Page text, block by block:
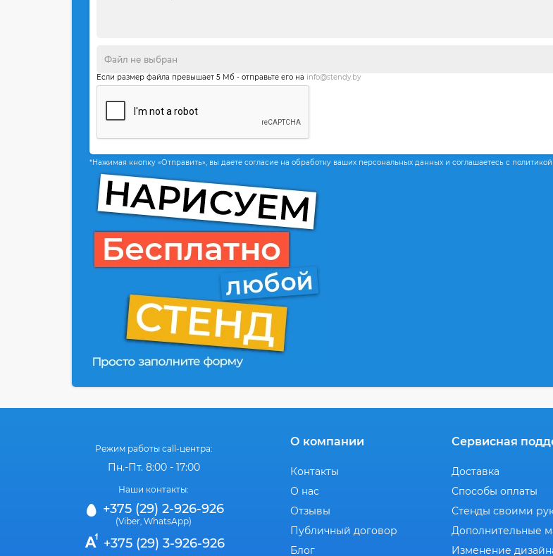
Если размер файла превышает 5 Мб - отправьте его на info@stendy.by
*Нажимая кнопку «Отправить», вы даете согласие на обработку ваших персональных данных и соглашаетесь с
Режим работы call-центра:
Пн.-Пт. 8:00 - 17:00
Наши контакты:
+375 (29) 2-926-926
(Viber, WhatsApp)
+375 (29) 3-926-926
О компании
Контакты
О нас
Отзывы
Публичный договор
Блог
Сервисная
Доставка
Способы оплаты
Стенды своими
Дополнительные
Изменение